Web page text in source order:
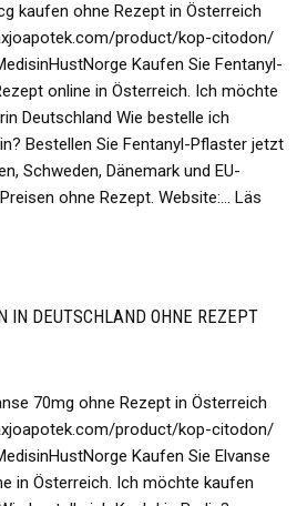
kaufen ohne Rezept in Österreich
product/kop-citodon/
Kaufen Sie Fentanyl-
online in Österreich. Ich möchte
Deutschland Wie bestelle ich
Bestellen Sie Fentanyl-Pflaster jetzt
Schweden, Dänemark und EU-
ohne Rezept. Website:… Läs
IN DEUTSCHLAND OHNE REZEPT
70mg ohne Rezept in Österreich
product/kop-citodon/
Kaufen Sie Elvanse
in Österreich. Ich möchte kaufen